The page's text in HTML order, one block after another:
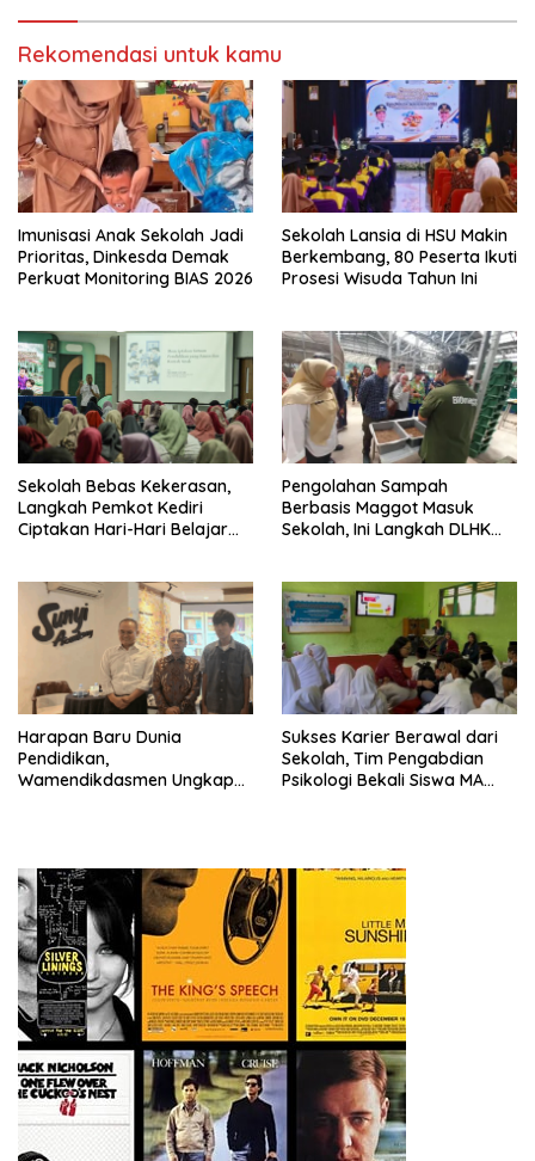
Rekomendasi untuk kamu
Imunisasi Anak Sekolah Jadi
Prioritas, Dinkesda Demak
Perkuat Monitoring BIAS 2026
Sekolah Lansia di HSU Makin
Berkembang, 80 Peserta Ikuti
Prosesi Wisuda Tahun Ini
Sekolah Bebas Kekerasan,
Langkah Pemkot Kediri
Ciptakan Hari-Hari Belajar
Pengolahan Sampah
Berbasis Maggot Masuk
Sekolah, Ini Langkah DLHK
Harapan Baru Dunia
Pendidikan,
Wamendikdasmen Ungkap
Sukses Karier Berawal dari
Sekolah, Tim Pengabdian
Psikologi Bekali Siswa MA